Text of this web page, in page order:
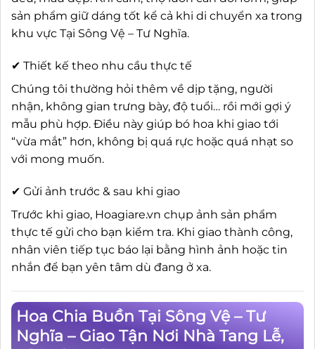
sản phẩm giữ dáng tốt kể cả khi di chuyển xa trong
khu vực Tại Sông Vệ – Tư Nghĩa.
✔ Thiết kế theo nhu cầu thực tế
Chúng tôi thường hỏi thêm về dịp tặng, người
nhận, không gian trưng bày, độ tuổi… rồi mới gợi ý
mẫu phù hợp. Điều này giúp bó hoa khi giao tới
“vừa mắt” hơn, không bị quá rực hoặc quá nhạt so
với mong muốn.
✔ Gửi ảnh trước & sau khi giao
Trước khi giao, Hoagiare.vn chụp ảnh sản phẩm
thực tế gửi cho bạn kiểm tra. Khi giao thành công,
nhân viên tiếp tục báo lại bằng hình ảnh hoặc tin
nhắn để bạn yên tâm dù đang ở xa.
Hoa Chia Buồn Tại Sông Vệ – Tư
Nghĩa – Giao Tận Nơi Nhà Tang Lễ,